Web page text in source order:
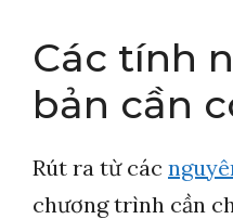
Các tính
bản cần
Rút ra từ các
chương trình cần